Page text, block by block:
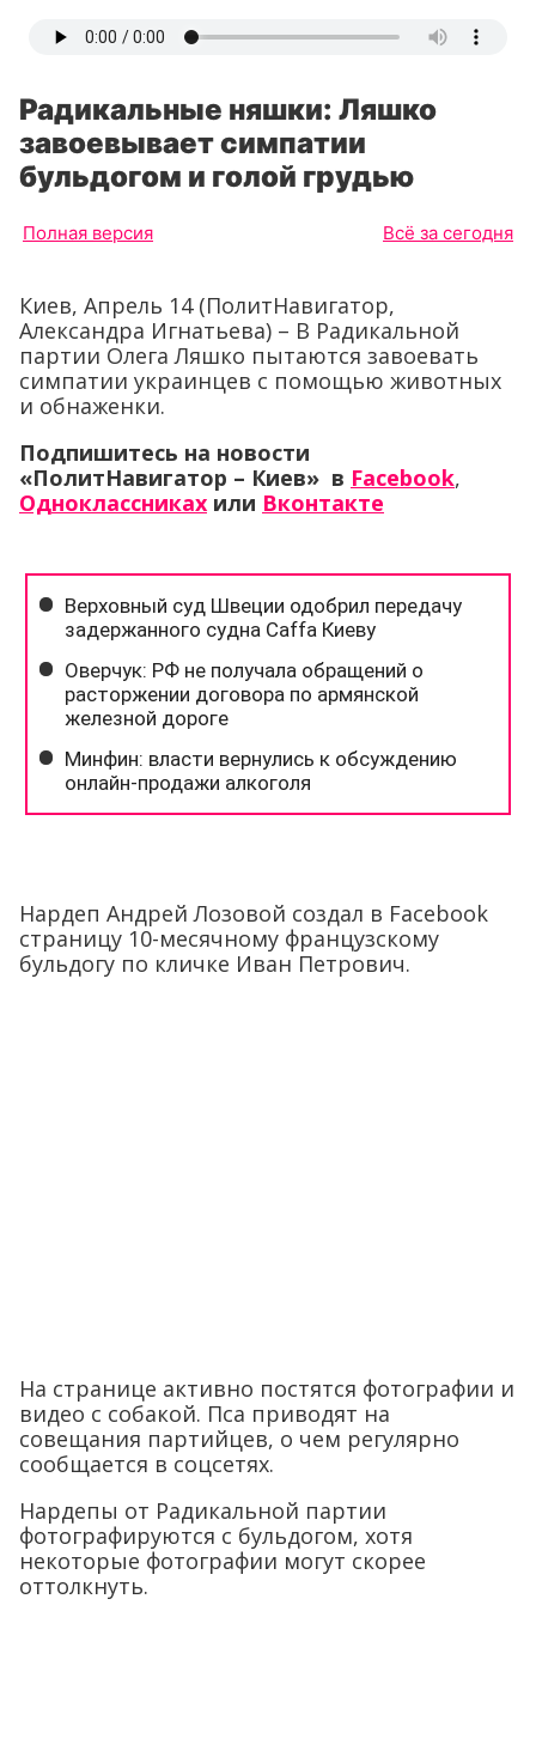
Радикальные няшки: Ляшко
завоевывает симпатии
бульдогом и голой грудью
Полная версия Всё за сегодня
Киев, Апрель 14 (ПолитНавигатор,
Александра Игнатьева) – В Радикальной
партии Олега Ляшко пытаются завоевать
симпатии украинцев с помощью животных
и обнаженки.
Подпишитесь на новости
«ПолитНавигатор – Киев» в Facebook,
Одноклассниках или Вконтакте
Нардеп Андрей Лозовой создал в Facebook
страницу 10-месячному французскому
бульдогу по кличке Иван Петрович.
На странице активно постятся фотографии и
видео с собакой. Пса приводят на
совещания партийцев, о чем регулярно
сообщается в соцсетях.
Нардепы от Радикальной партии
фотографируются с бульдогом, хотя
некоторые фотографии могут скорее
оттолкнуть.